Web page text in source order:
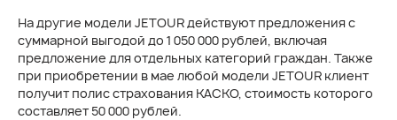
На другие модели JETOUR действуют предложения с
суммарной выгодой до 1 050 000 рублей, включая
предложение для отдельных категорий граждан. Также
при приобретении в мае любой модели JETOUR клиент
получит полис страхования КАСКО, стоимость которого
составляет 50 000 рублей.